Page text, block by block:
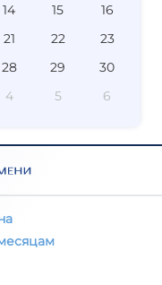
14 15
16
21 22
23
28 29
30
4 5 6